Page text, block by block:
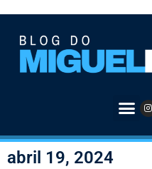
abril 19, 2024